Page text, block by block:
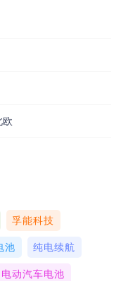
欧
孚能科技
池 纯电续航
电动汽车电池